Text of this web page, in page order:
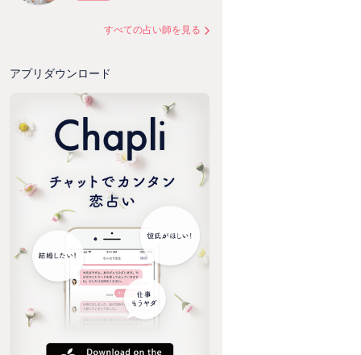
すべての占い師を見る
アプリダウンロード